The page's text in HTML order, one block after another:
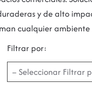
y de alto
cualquier
Filtrar por: